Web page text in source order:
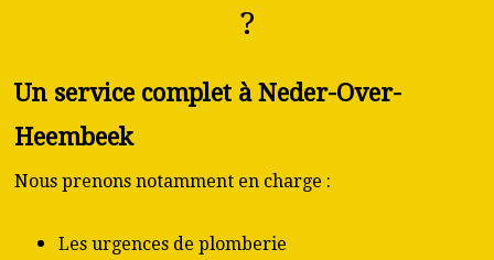
?
Un service complet à Neder-Over-
Heembeek
Nous prenons notamment en charge :
Les urgences de plomberie